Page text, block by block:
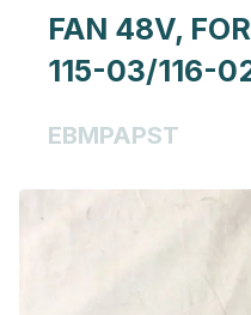
FAN 48V,
115-03/116-
EBMPAPST